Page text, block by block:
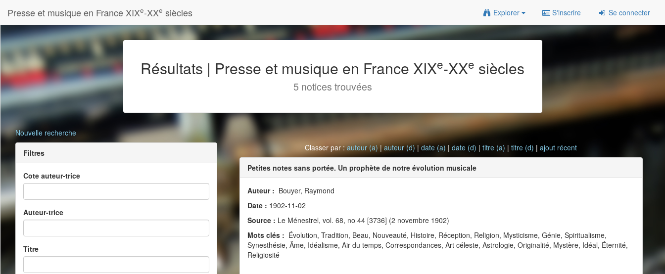
Presse et musique en France XIXe-XXe siècles Explorer S'inscrire Se connecter
Résultats | Presse et musique en France XIXe-XXe siècles
5 notices trouvées
Nouvelle recherche
Filtres
Cote auteur-trice
Auteur-trice
Titre
Classer par :auteur (a)|auteur (d)|date (a) |date (d) |titre (a) |titre (d) |ajout récent
Petites notes sans portée. Un prophète de notre évolution musicale
Auteur : Bouyer, Raymond
Date : 1902-11-02
Source : Le Ménestrel, vol. 68, no 44 [3736] (2 novembre 1902)
Mots clés : Évolution, Tradition, Beau, Nouveauté, Histoire, Réception, Religion, Mysticisme, Génie, Spiritualisme,
Synesthésie, Âme, Idéalisme, Air du temps, Correspondances, Art céleste, Astrologie, Originalité, Mystère, Idéal, Éternité,
Religiosité